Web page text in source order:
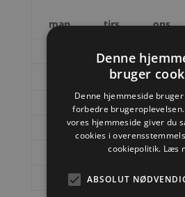
man tirs ons
5
11 12
18 19
25 26
Denne
bruger
Denne hjemmeside
forbedre
vores hjemmeside giver du
cookies i
cookiepolitik. Læs
ABSOLUT